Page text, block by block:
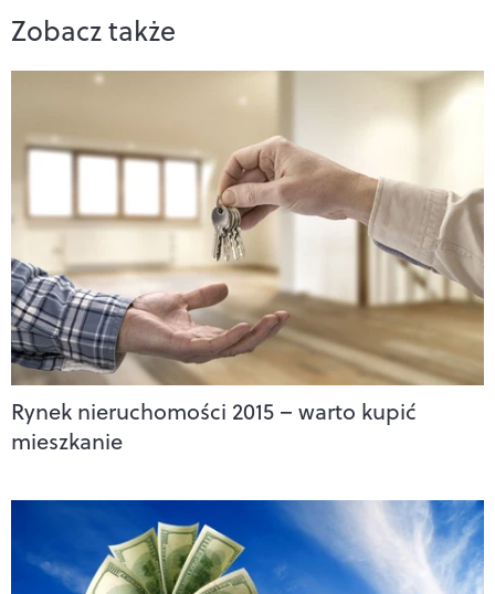
Zobacz także
Rynek nieruchomości 2015 – warto kupić
mieszkanie